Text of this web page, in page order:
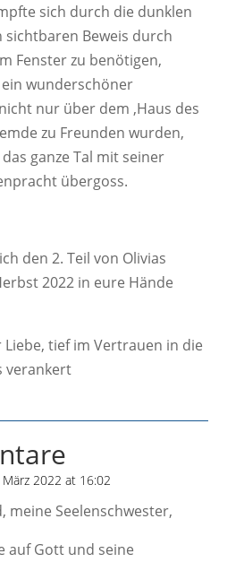
sich durch die dunklen
sichtbaren Beweis durch
Fenster zu benötigen,
wunderschöner
nur über dem ‚Haus des
zu Freunden wurden,
ganze Tal mit seiner
übergoss.
den 2. Teil von Olivias
2022 in eure Hände
tief im Vertrauen in die
verankert
2022 at 16:02
meine Seelenschwester,
auf Gott und seine